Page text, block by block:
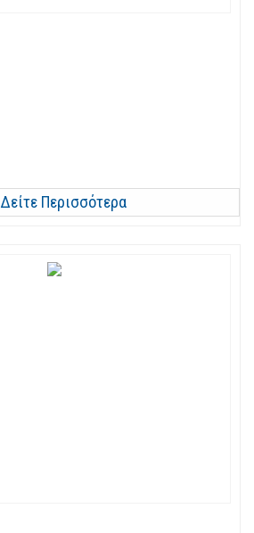
Δείτε Περισσότερα